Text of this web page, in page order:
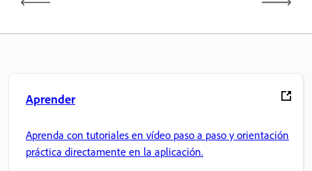
Aprender
Aprenda con tutoriales en vídeo paso a paso y orientación
práctica directamente en la aplicación.